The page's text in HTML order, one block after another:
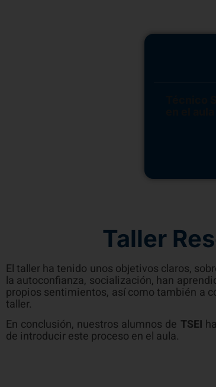
Taller
El taller ha tenido unos objetivos claros,
la autoconfianza, socialización, han
propios sentimientos, así como también a
taller.
En conclusión, nuestros alumnos de TSEI
de introducir este proceso en el aula.